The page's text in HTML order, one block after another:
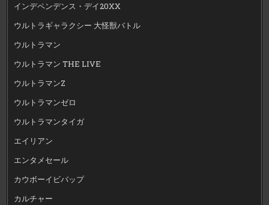
インデペンデンス・デイ20XX
ウルトラギャラクシー 大怪獣バトル
ウルトラマン
ウルトラマン THE LIVE
ウルトラマンZ
ウルトラマンゼロ
ウルトラマンタイガ
エイリアン
エンタメセール
カウボーイビバップ
カルチャー